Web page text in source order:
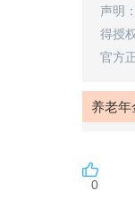
声明
得授
官方
养老年
0